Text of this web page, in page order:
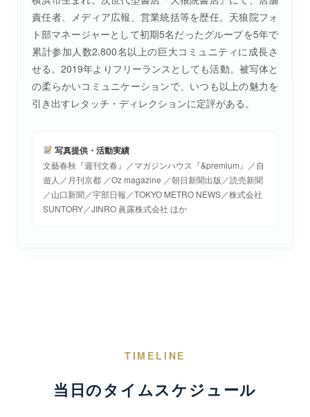
責任者、メディア広報、営業統括等を歴任。天狼院フォ
ト部マネージャーとして初期5名だったグループを5年で
累計参加人数2,800名以上の巨大コミュニティに成長さ
せる。2019年よりフリーランスとしても活動。被写体と
の柔らかいコミュニケーションで、いつも以上の魅力を
引き出すレタッチ・ディレクションに定評がある。
写真提供・活動実績
文藝春秋『週刊文春』／マガジンハウス『&premium』／自
遊人／月刊京都 ／Oz magazine ／朝日新聞出版／読売新聞
／山口新聞／宇部日報／TOKYO METRO NEWS／株式会社
SUNTORY／JINRO 眞露株式会社 ほか
TIMELINE
当日のタイムスケジュール